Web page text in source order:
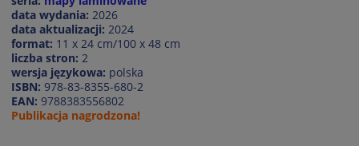
data wydania: 2026
data aktualizacji: 2024
format: 11 x 24 cm/100 x 48 cm
liczba stron: 2
wersja językowa: polska
ISBN: 978-83-8355-680-2
EAN: 9788383556802
Publikacja nagrodzona!